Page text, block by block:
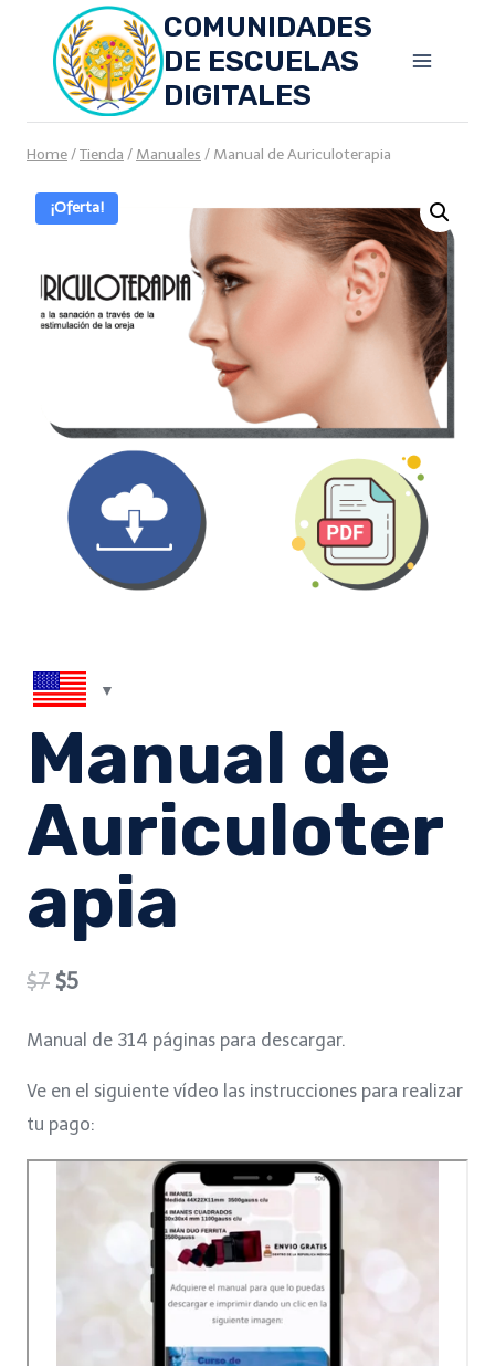
content
COMUNIDADES
DE ESCUELAS
DIGITALES
Home/Tienda / Manuales / Manual de Auriculoterapia
¡Oferta!
Manual de
Auriculoter
apia
$7 Original
$7.
$5Current
$5.
Manual de 314 páginas para descargar.
Ve en el siguiente vídeo las instrucciones para realizar
tu pago: